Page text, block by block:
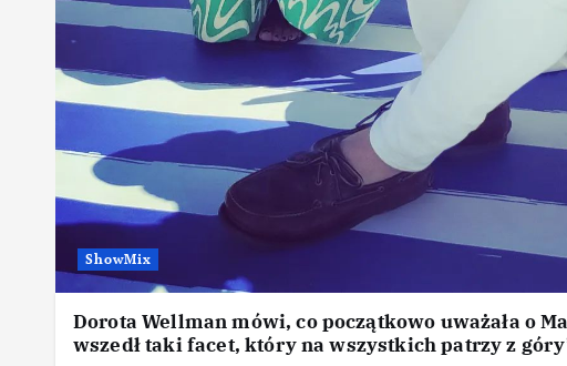
ShowMix
Dorota Wellman mówi, co początkowo uważała o
wszedł taki facet, który na wszystkich patrzy z